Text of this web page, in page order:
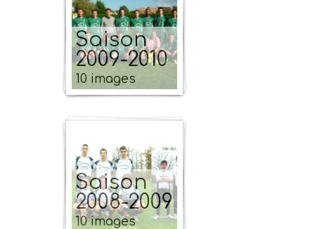
Saison
2009-2010
10 images
Saison
2008-2009
10 images